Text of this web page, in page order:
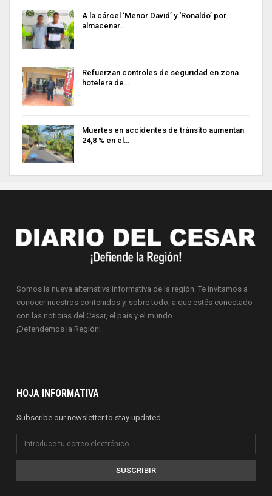
A la cárcel ‘Menor David’ y ‘Ronaldo’ por
almacenar…
Refuerzan controles de seguridad en zona
hotelera de…
Muertes en accidentes de tránsito aumentan
24,8 % en el…
Somos la nueva alternativa informativa de la región. Te invitamos a
conocer nuestros contenidos y, sobre todo, a que estés conectado
con las noticias del Cesar, el país y el mundo.
¡Defendemos la Región!
HOJA INFORMATIVA
Subscribe our newsletter to stay updated.
SUSCRIBIR